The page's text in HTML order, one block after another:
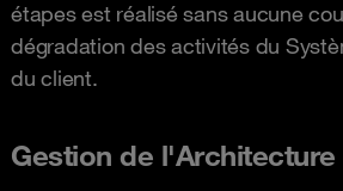
étapes est réalisé sans aucune
dégradation des activités du
du client.
Gestion de